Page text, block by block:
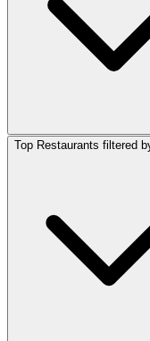
Top Restaurants filtered